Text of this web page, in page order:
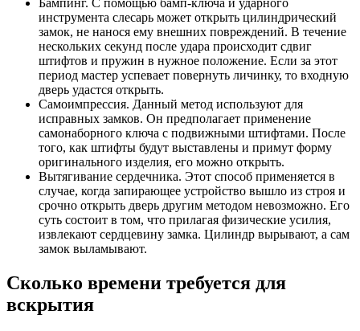
Бампинг. С помощью бамп-ключа и ударного
инструмента слесарь может открыть цилиндрический
замок, не нанося ему внешних повреждений. В течение
нескольких секунд после удара происходит сдвиг
штифтов и пружин в нужное положение. Если за этот
период мастер успевает повернуть личинку, то входную
дверь удастся открыть.
Самоимпрессия. Данный метод используют для
исправных замков. Он предполагает применение
самонаборного ключа с подвижными штифтами. После
того, как штифты будут выставлены и примут форму
оригинального изделия, его можно открыть.
Вытягивание сердечника. Этот способ применяется в
случае, когда запирающее устройство вышло из строя и
срочно открыть дверь другим методом невозможно. Его
суть состоит в том, что прилагая физические усилия,
извлекают сердцевину замка. Цилиндр вырывают, а сам
замок выламывают.
Сколько времени требуется для
вскрытия